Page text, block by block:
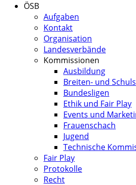
ÖSB
Aufgaben
Kontakt
Organisation
Landesverbände
Kommissionen
Ausbildung
Breiten- und
Bundesligen
Ethik und Fair Play
Events und
Frauenschach
Jugend
Technische
Fair Play
Protokolle
Recht